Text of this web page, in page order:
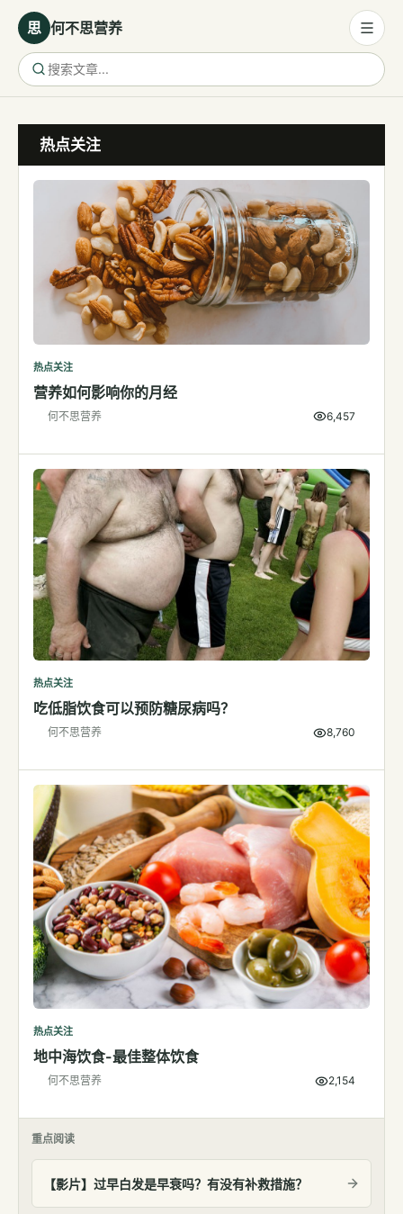
思 何不思营养
营养与饮食
保健食品
代谢健康
生殖健康
运动
睡眠
指标解读
体检与复查
医学百科
视频
视频博客
营养科普视频
热点关注
热点关注
营养如何影响你的月经
何不思营养 6,457
热点关注
吃低脂饮食可以预防糖尿病吗？
何不思营养 8,760
热点关注
地中海饮食-最佳整体饮食
何不思营养 2,154
重点阅读
【影片】过早白发是早衰吗？有没有补救措施？